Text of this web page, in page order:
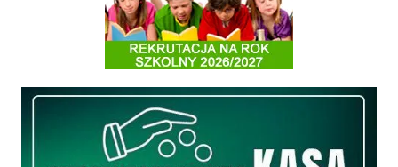
Międzyzakładowa Kasa Zapomogowo - Pożyczkowa